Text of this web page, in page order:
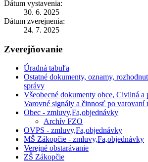
Dátum vystavenia:
30. 6. 2025
Dátum zverejnenia:
24. 7. 2025
Zverejňovanie
Úradná tabuľa
Ostatné dokumenty, oznamy,
správy
Všeobecné dokumenty obce, Civilná a
Varovné signály a činnosť po varovaní
Obec - zmluvy,Fa,objednávky
Archív FZO
OVPS - zmluvy,Fa,objednávky
MŠ Zákopčie - zmluvy,Fa,objednávky
Verejné obstarávanie
ZŠ Zákopčie